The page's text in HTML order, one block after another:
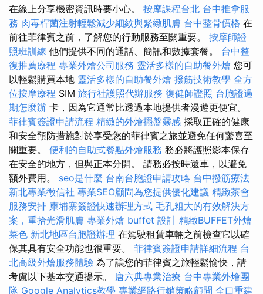
在線上分享機密資訊時要小心。 按摩課程台北 台中推拿服
務 肉毒桿菌注射輕鬆減少細紋與緊緻肌膚 台中整骨價格 在
前往菲律賓之前，了解您的行動服務至關重要。 按摩師證
照班訓練 他們提供不同的通話、簡訊和數據套餐。 台中整
復推薦療程 專業外燴公司服務 靈活多樣的自助餐外燴 您可
以輕鬆購買本地 靈活多樣的自助餐外燴 撥筋技術教學 全方
位按摩療程 SIM 旅行社護照代辦服務 復健師證照 台胞證過
期怎麼辦 卡，因為它通常比透過本地提供者漫遊更便宜。
菲律賓簽證申請流程 精緻的外燴擺盤靈感 採取正確的健康
和安全預防措施對於享受您的菲律賓之旅並避免任何驚喜至
關重要。 便利的自助式餐點外燴服務 務必將護照影本保存
在安全的地方，但與正本分開。 請務必按時還車，以避免
額外費用。 seo是什麼 台南台胞證申請攻略 台中撥筋療法
新北專業徵信社 專業SEO顧問為您提供優化建議 精緻茶會
服務安排 柬埔寨簽證快速辦理方式 毛孔粗大的有效解決方
案，重拾光滑肌膚 專業外燴 buffet 設計 精緻BUFFET外燴
菜色 新北地區台胞證辦理 在駕駛租賃車輛之前檢查它以確
保其具有安全功能也很重要。 菲律賓簽證申請詳細流程 台
北高級外燴服務體驗 為了讓您的菲律賓之旅輕鬆愉快，請
考慮以下基本交通提示。 唐六典專業治療 台中專業外燴團
隊 Google Analytics教學 專業網路行銷策略顧問 全口重建